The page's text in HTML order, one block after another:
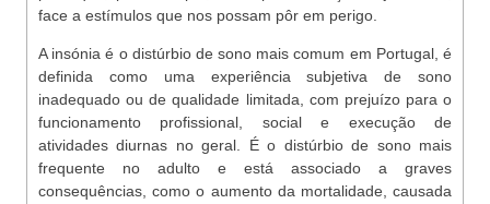
face a estímulos que nos possam pôr em perigo.
A insónia é o distúrbio de sono mais comum em Portugal, é
definida como uma experiência subjetiva de sono
inadequado ou de qualidade limitada, com prejuízo para o
funcionamento profissional, social e execução de
atividades diurnas no geral. É o distúrbio de sono mais
frequente no adulto e está associado a graves
consequências, como o aumento da mortalidade, causada